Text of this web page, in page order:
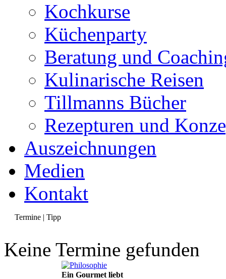
Kochkurse
Küchenparty
Beratung und
Kulinarische Reisen
Tillmanns Bücher
Rezepturen und
Auszeichnungen
Medien
Kontakt
Termine | Tipp
Keine Termine gefunden
Ein Gourmet liebt